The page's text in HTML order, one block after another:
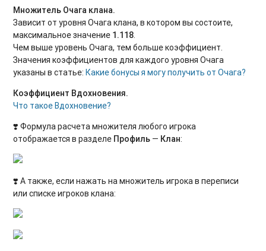
Множитель Очага клана.
Зависит от уровня Очага клана, в котором вы состоите,
максимальное значение 1.118.
Чем выше уровень Очага, тем больше коэффициент.
Значения коэффициентов для каждого уровня Очага
указаны в статье:Какие бонусы я могу получить от Очага?
Коэффициент Вдохновения.
Что такое Вдохновение?
❣️ Формула расчета множителя любого игрока
отображается в разделе Профиль — Клан:
❣️ А также, если нажать на множитель игрока в переписи
или списке игроков клана: